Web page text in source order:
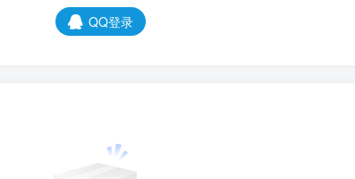
QQ登录